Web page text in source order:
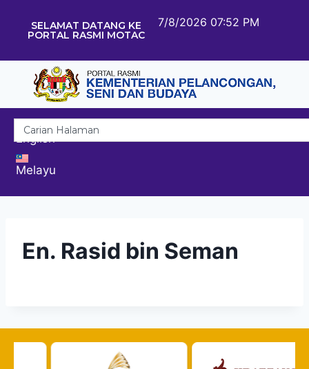
SELAMAT DATANG KE
PORTAL RASMI MOTAC
7/8/2026 07:52 PM
English
Melayu
En. Rasid bin Seman